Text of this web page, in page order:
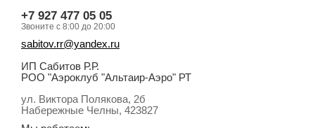
+7 927 477 05 05
Звоните с 8:00 до 20:00
sabitov.rr@yandex.ru
ИП Сабитов Р.Р.
РОО "Аэроклуб "Альтаир-Аэро" РТ
ул. Виктора Полякова, 2б
Набережные Челны, 423827